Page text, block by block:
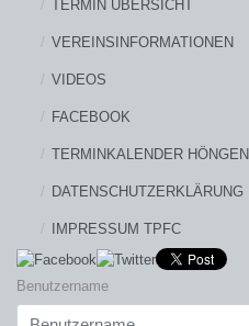
TERMIN ÜBERSICHT
VEREINSINFORMATIONEN
VIDEOS
FACEBOOK
TERMINKALENDER HÖNGEN
DATENSCHUTZERKLÄRUNG
IMPRESSUM TPFC
Benutzername